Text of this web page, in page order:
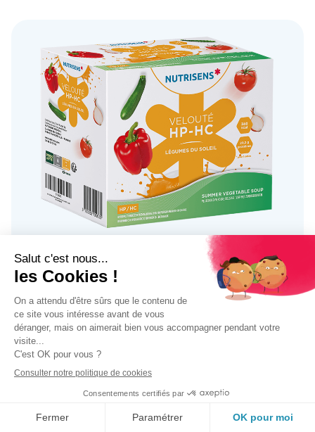
VELOUTÉS HP/HC
Un complément nutritionnel salé idéal pour
varier les plaisirs et éviter la lassitude.